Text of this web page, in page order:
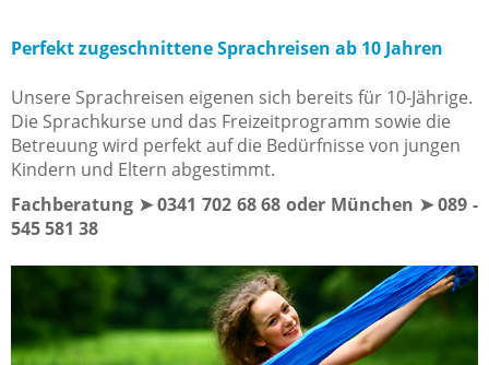
Perfekt zugeschnittene Sprachreisen ab 10 Jahren
Unsere Sprachreisen eigenen sich bereits für 10-Jährige.
Die Sprachkurse und das Freizeitprogramm sowie die
Betreuung wird perfekt auf die Bedürfnisse von jungen
Kindern und Eltern abgestimmt.
Fachberatung ➤ 0341 702 68 68 oder München ➤ 089 -
545 581 38